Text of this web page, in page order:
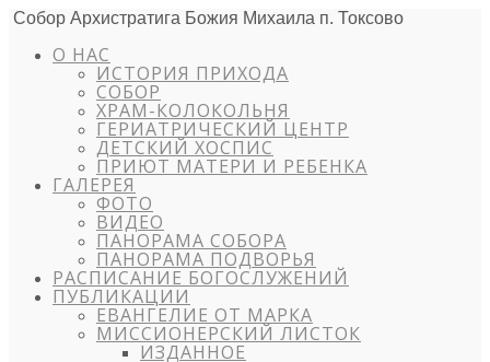
Собор Архистратига Божия Михаила п. Токсово
О НАС
ИСТОРИЯ ПРИХОДА
СОБОР
ХРАМ-КОЛОКОЛЬНЯ
ГЕРИАТРИЧЕСКИЙ ЦЕНТР
ДЕТСКИЙ ХОСПИС
ПРИЮТ МАТЕРИ И РЕБЕНКА
ГАЛЕРЕЯ
ФОТО
ВИДЕО
ПАНОРАМА СОБОРА
ПАНОРАМА ПОДВОРЬЯ
РАСПИСАНИЕ БОГОСЛУЖЕНИЙ
ПУБЛИКАЦИИ
ЕВАНГЕЛИЕ ОТ МАРКА
МИССИОНЕРСКИЙ ЛИСТОК
ИЗДАННОЕ